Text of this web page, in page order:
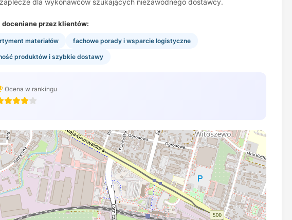
dla wykonawców szukających niezawodnego dostawcy.
przez klientów:
materiałów fachowe porady i wsparcie logistyczne
produktów i szybkie dostawy
Ocena w rankingu